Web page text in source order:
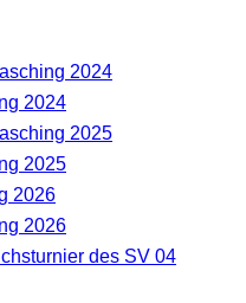
2024
2024
2025
2025
2026
2026
des SV 04